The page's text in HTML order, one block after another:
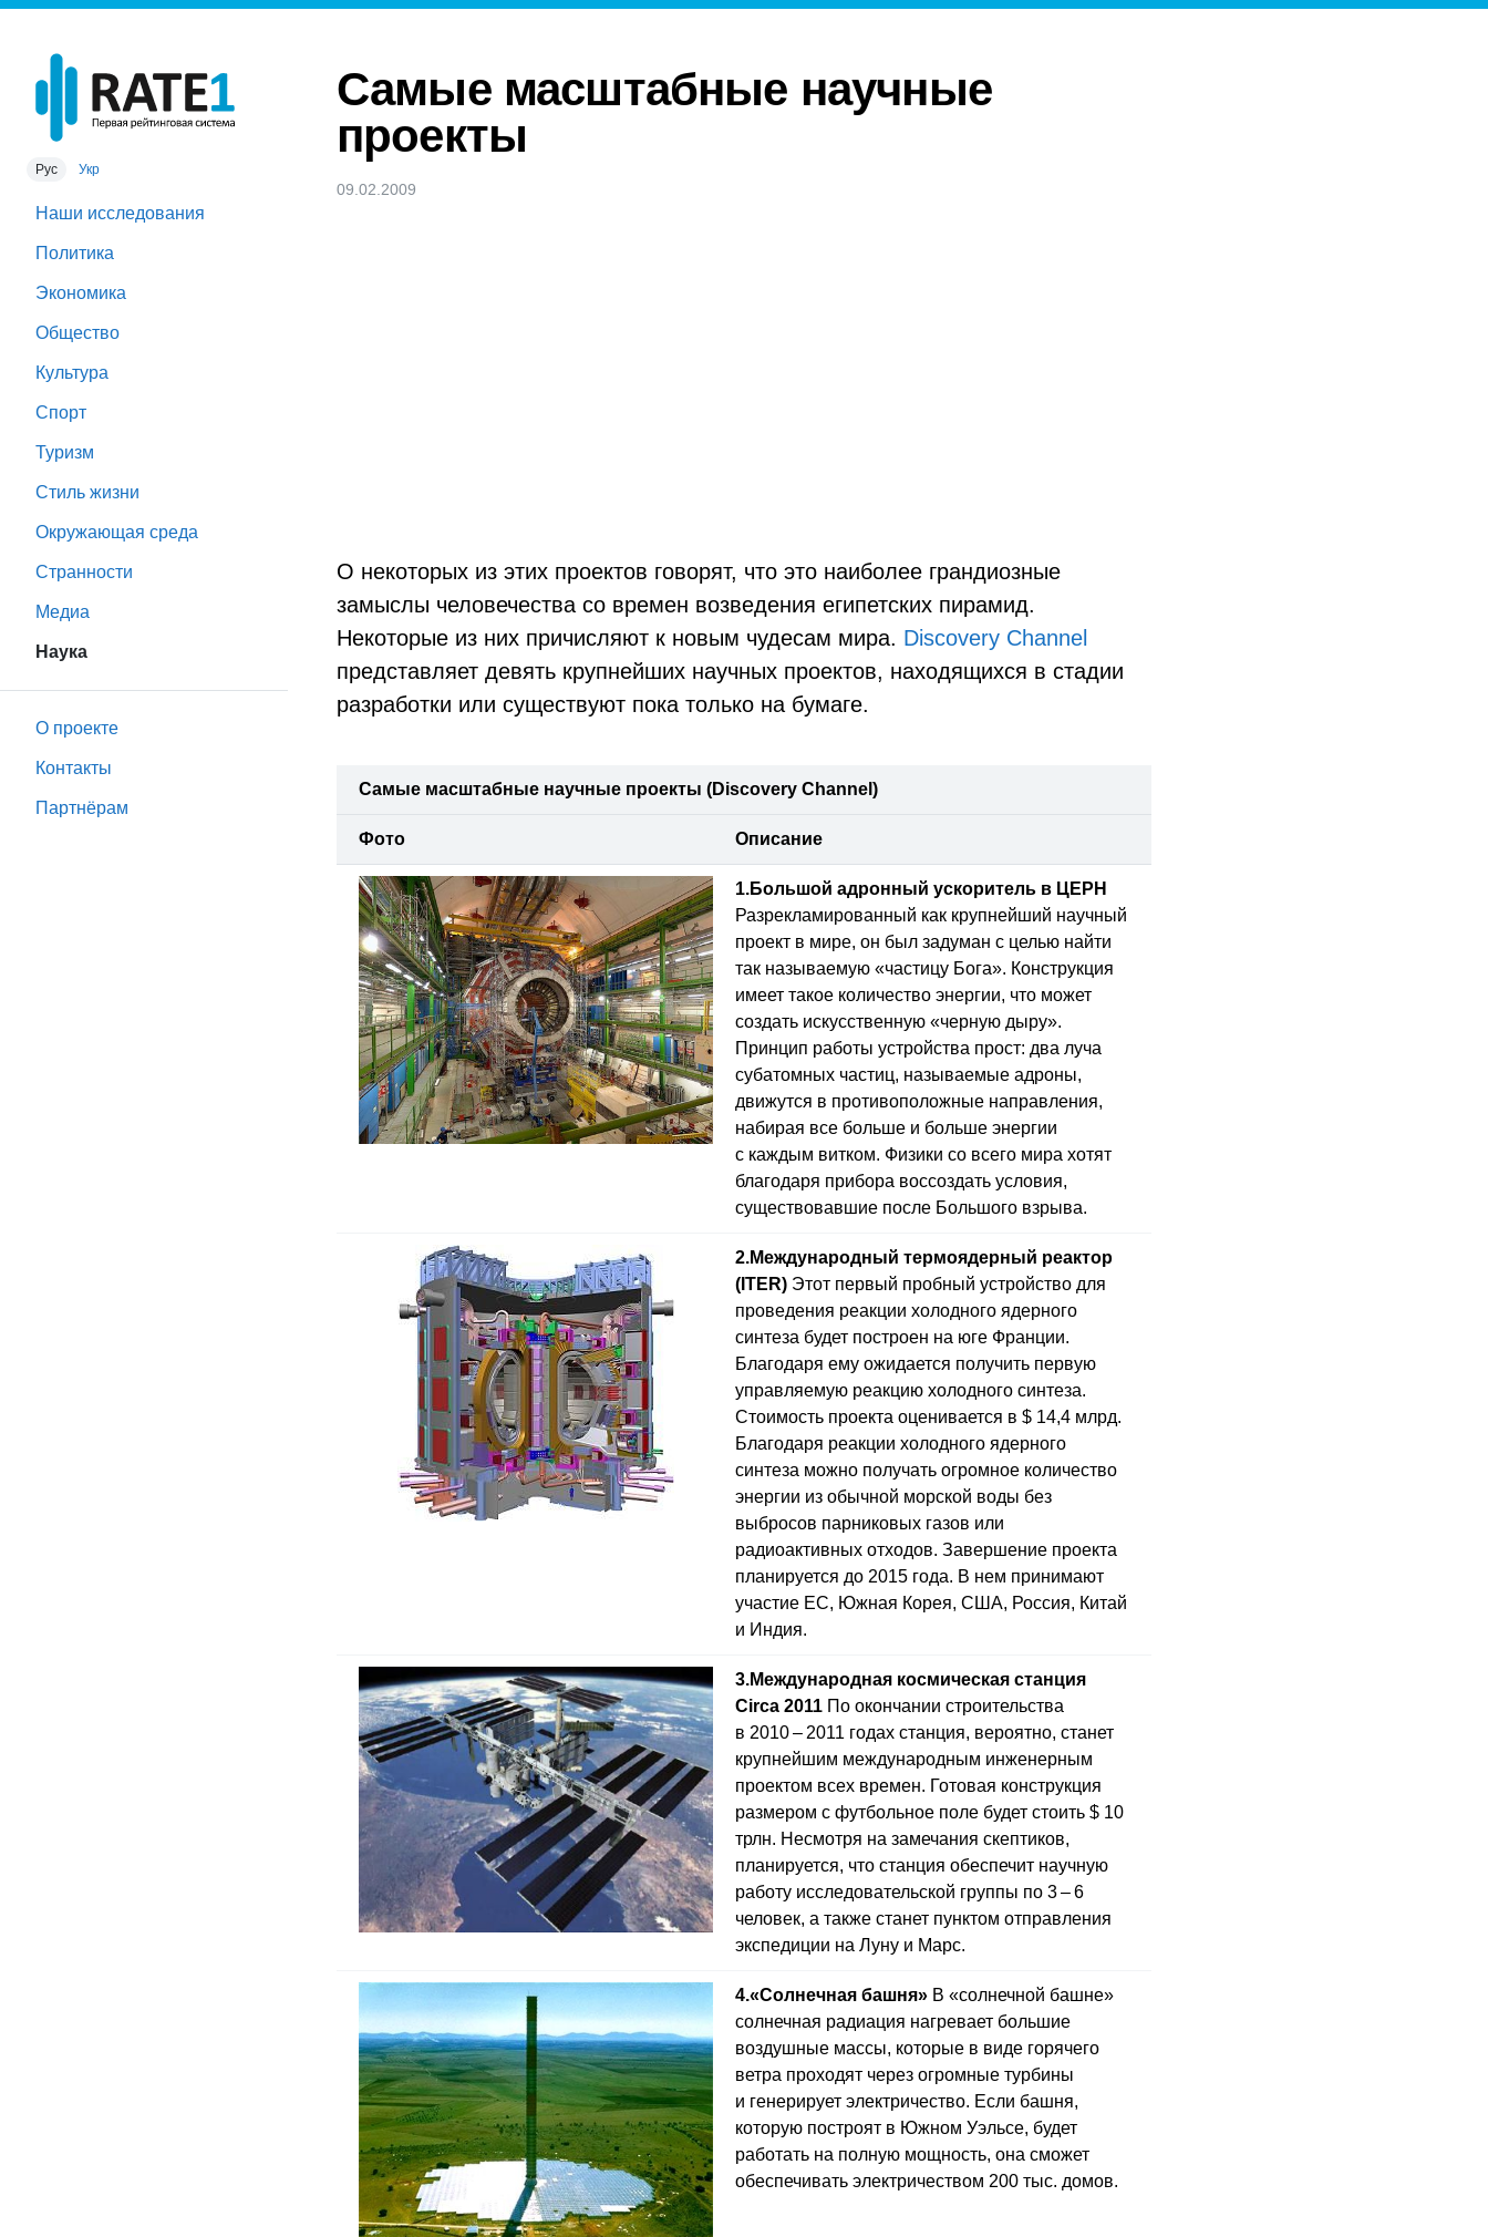
Рус Укр
Наши исследования
Политика
Экономика
Общество
Культура
Спорт
Туризм
Стиль жизни
Окружающая среда
Странности
Медиа
Наука
О проекте
Контакты
Партнёрам
Самые масштабные научные
проекты
09.02.2009
О некоторых из этих проектов говорят, что это наиболее грандиозные
замыслы человечества со времен возведения египетских пирамид.
Некоторые из них причисляют к новым чудесам мира. Discovery Channel
представляет девять крупнейших научных проектов, находящихся в стадии
разработки или существуют пока только на бумаге.
Самые масштабные научные проекты (Discovery Channel)
Фото Описание
1.Большой адронный ускоритель в ЦЕРН
Разрекламированный как крупнейший научный
проект в мире, он был задуман с целью найти
так называемую «частицу Бога». Конструкция
имеет такое количество энергии, что может
создать искусственную «черную дыру».
Принцип работы устройства прост: два луча
субатомных частиц, называемые адроны,
движутся в противоположные направления,
набирая все больше и больше энергии
с каждым витком. Физики со всего мира хотят
благодаря прибора воссоздать условия,
существовавшие после Большого взрыва.
2.Международный термоядерный реактор
(ITER) Этот первый пробный устройство для
проведения реакции холодного ядерного
синтеза будет построен на юге Франции.
Благодаря ему ожидается получить первую
управляемую реакцию холодного синтеза.
Стоимость проекта оценивается в $ 14,4 млрд.
Благодаря реакции холодного ядерного
синтеза можно получать огромное количество
энергии из обычной морской воды без
выбросов парниковых газов или
радиоактивных отходов. Завершение проекта
планируется до 2015 года. В нем принимают
участие ЕС, Южная Корея, США, Россия, Китай
и Индия.
3.Международная космическая станция
Сirca 2011 По окончании строительства
в 2010 – 2011 годах станция, вероятно, станет
крупнейшим международным инженерным
проектом всех времен. Готовая конструкция
размером с футбольное поле будет стоить $ 10
трлн. Несмотря на замечания скептиков,
планируется, что станция обеспечит научную
работу исследовательской группы по 3 – 6
человек, а также станет пунктом отправления
экспедиции на Луну и Марс.
4.«Солнечная башня» В «солнечной башне»
солнечная радиация нагревает большие
воздушные массы, которые в виде горячего
ветра проходят через огромные турбины
и генерирует электричество. Если башня,
которую построят в Южном Уэльсе, будет
работать на полную мощность, она сможет
обеспечивать электричеством 200 тыс. домов.